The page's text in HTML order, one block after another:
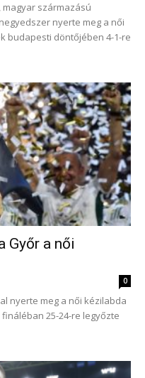
származású
nyerte meg a női
budapesti döntőjében 4-1-re
Győr a női
0
nyerte meg a női kézilabda
25-24-re legyőzte